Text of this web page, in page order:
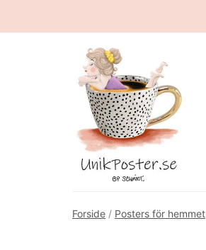
Forside / Posters för hemmet